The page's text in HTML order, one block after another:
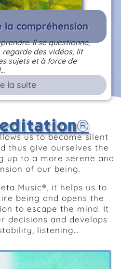
la compréhension
Il se questionne,
des vidéos, lit
sujets et à force de
la suite
us to become silent
thus give ourselves the
up to a more serene and
of our being.
Music®, it helps us to
being and opens the
to escape the mind. It
decisions and develops
listening…